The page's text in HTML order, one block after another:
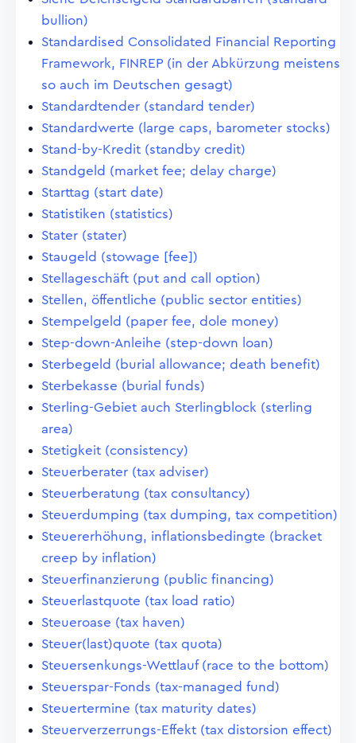
bullion)
Standardised Consolidated Financial Reporting
Framework, FINREP (in der Abkürzung meistens
so auch im Deutschen gesagt)
Standardtender (standard tender)
Standardwerte (large caps, barometer stocks)
Stand-by-Kredit (standby credit)
Standgeld (market fee; delay charge)
Starttag (start date)
Statistiken (statistics)
Stater (stater)
Staugeld (stowage [fee])
Stellageschäft (put and call option)
Stellen, öffentliche (public sector entities)
Stempelgeld (paper fee, dole money)
Step-down-Anleihe (step-down loan)
Sterbegeld (burial allowance; death benefit)
Sterbekasse (burial funds)
Sterling-Gebiet auch Sterlingblock (sterling
area)
Stetigkeit (consistency)
Steuerberater (tax adviser)
Steuerberatung (tax consultancy)
Steuerdumping (tax dumping, tax competition)
Steuererhöhung, inflationsbedingte (bracket
creep by inflation)
Steuerfinanzierung (public financing)
Steuerlastquote (tax load ratio)
Steueroase (tax haven)
Steuer(last)quote (tax quota)
Steuersenkungs-Wettlauf (race to the bottom)
Steuerspar-Fonds (tax-managed fund)
Steuertermine (tax maturity dates)
Steuerverzerrungs-Effekt (tax distorsion effect)